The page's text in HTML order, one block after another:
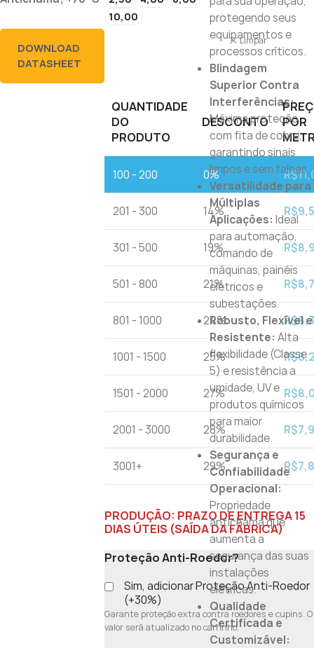
DOWNLOAD
DATASHEET
10,00
Limpar
QUANTIDADE
DO
PRODUTO
DESCONTO
POR
100 - 200 0% R$
201 - 300 14% R$
301 - 500 19% R$
501 - 800 21% R$
801 - 1000 24% R$
1001 - 1500 25% R$
1501 - 2000 27% R$
2001 - 3000 28% R$
3001+ 29% R$
PRODUÇÃO: PRAZO DE ENTREGA 15
DIAS ÚTEIS (SAÍDA DA FÁBRICA)
Proteção Anti-Roedor?
Sim, adicionar Proteção Anti-Roedor
(+30%)
Garante proteção extra contra roedores e cupins. O
valor será atualizado no carrinho.
protegendo seus
equipamentos e
processos críticos.
Blindagem
Superior Contra
Interferências:
Máxima proteção
com fita de cobre,
garantindo sinais
limpos e sem falhas.
Versatilidade para
Múltiplas
Aplicações: Ideal
para automação,
comando de
máquinas, painéis
elétricos e
subestações.
Robusto, Flexível e
Resistente:Alta
flexibilidade (Classe
5) e resistência a
umidade, UV e
produtos químicos
para maior
durabilidade.
Segurança e
Confiabilidade
Operacional:
Propriedade
antichama que
aumenta a
segurança das suas
instalações
elétricas.
Qualidade
Certificada e
Customizável: